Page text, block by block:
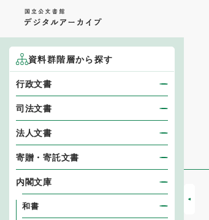
資料群階層から探す
行政文書
司法文書
法人文書
寄贈・寄託文書
内閣文庫
和書